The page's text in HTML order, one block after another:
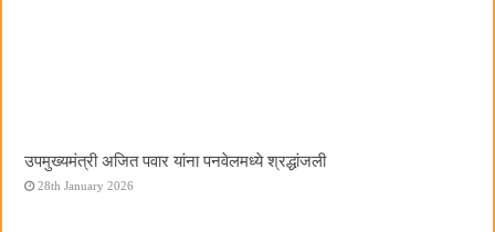
उपमुख्यमंत्री अजित पवार यांना पनवेलमध्ये श्रद्धांजली
28th January 2026